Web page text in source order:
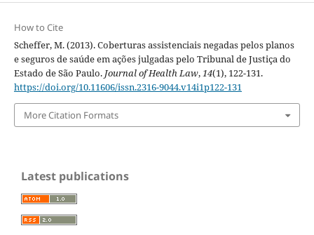
How to Cite
Scheffer, M. (2013). Coberturas assistenciais negadas pelos planos
e seguros de saúde em ações julgadas pelo Tribunal de Justiça do
Estado de São Paulo. Journal of Health Law,14(1), 122-131.
https://doi.org/10.11606/issn.2316-9044.v14i1p122-131
More Citation Formats
Latest publications